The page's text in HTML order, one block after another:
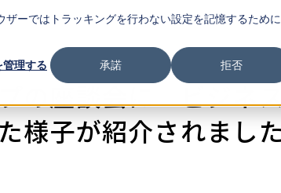
ーではトラッキングを行わない設定を記憶するため
理する 承諾 拒否
の座談会に ビジネ
様子が紹介されまし